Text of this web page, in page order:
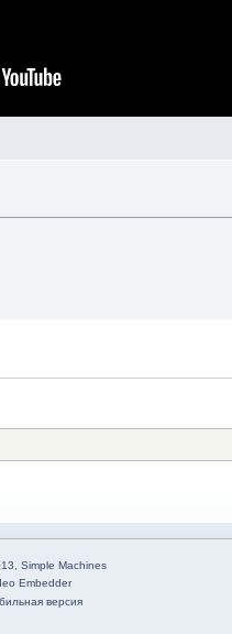
Simple Machines
Embedder
версия